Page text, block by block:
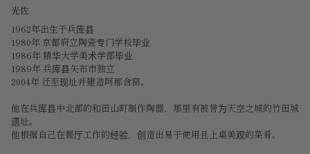
光佐
1962年出生于兵库县
1980年 京都府立陶瓷专门学校毕业
1986年 精华大学美术学部毕业
1989年 兵库县矢布市独立
2004年 迁至现址并建造阿那含窑。
他在兵库县中北部的和田山町制作陶器，那里有被誉为天空之城的竹田城
遗址。
他根据自己在餐厅工作的经验，创造出易于使用且上桌美观的菜肴。